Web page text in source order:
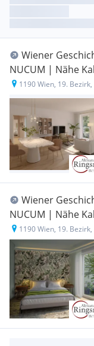
Wiener
NUCUM | Nähe
Beethovengang |
1190 Wien, 19.
Wiener
NUCUM | Nähe
Beethovengang |
1190 Wien, 19.